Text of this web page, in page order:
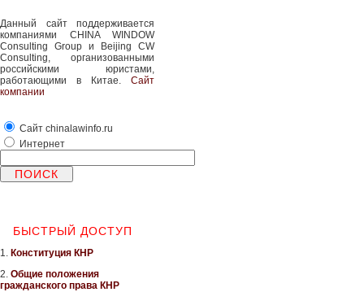
Данный сайт поддерживается
компаниями CHINA WINDOW
Consulting Group и Beijing CW
Consulting, организованными
российскими юристами,
работающими в Китае. Сайт
компании
Сайт chinalawinfo.ru
Интернет
БЫСТРЫЙ ДОСТУП
1. Конституция КНР
2. Общие положения
гражданского права КНР